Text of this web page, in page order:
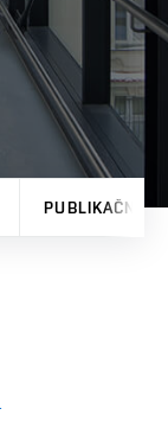
PUBLIKAČNÍ